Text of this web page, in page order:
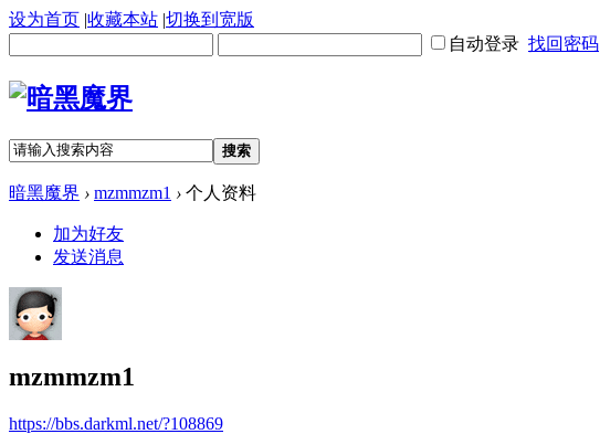
设为首页 |收藏本站 |切换到宽版
自动登录 找回密码
搜索
暗黑魔界 › mzmmzm1 › 个人资料
加为好友
发送消息
mzmmzm1
https://bbs.darkml.net/?108869